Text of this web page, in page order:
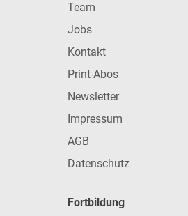
Team
Jobs
Kontakt
Print-Abos
Newsletter
Impressum
AGB
Datenschutz
Fortbildung